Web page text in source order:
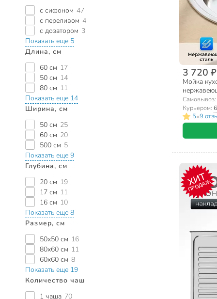
с сифоном 47
с переливом 4
с дозатором 3
Показать еще 5
Длина, см
60 см 17
50 см 14
80 см 11
Показать еще 14
Ширина, см
50 см 25
60 см 20
500 см 5
Показать еще 9
Глубина, см
20 см 19
17 см 11
16 см 10
Показать еще 8
Размер, см
50х50 см 16
80х60 см 11
60х60 см 8
Показать еще 19
Количество чаш
1 чаша 70
3 720 ₽
Мойка
сифон,
Самовывоз:
Курьером:
5•9
ХИТ
ПРОДАЖ